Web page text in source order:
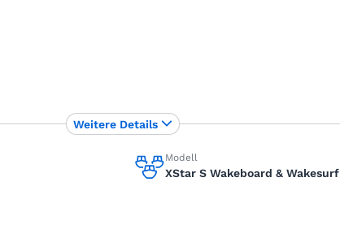
Modell
XStar S Wakeboard & Wakesurf
Weitere Details